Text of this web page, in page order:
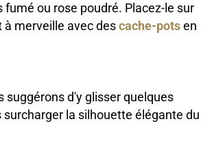
ou rose poudré. Placez-le sur
merveille avec descache-potsen
suggérons d'y glisser quelques
la silhouette élégante du